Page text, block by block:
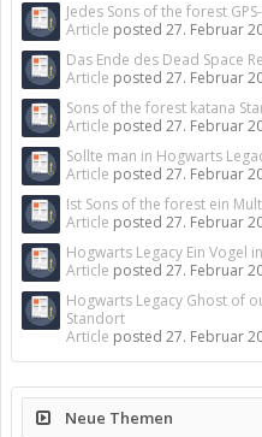
Jedes Sons of the forest
Article posted 27. Februar
Das Ende des Dead Space
Article posted 27. Februar
Sons of the forest katana
Article posted 27. Februar
Sollte man in Hogwarts
Article posted 27. Februar
Ist Sons of the forest ein
Article posted 27. Februar
Hogwarts Legacy Ein Vogel
Article posted 27. Februar
Hogwarts Legacy Ghost of
Standort
Article posted 27. Februar
Neue Themen